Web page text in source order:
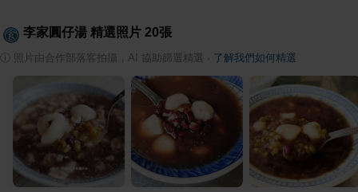
李家圓仔湯 精選照片 20張
照片由合作部落客拍攝，AI 協助篩選精選 了解我們如何精選